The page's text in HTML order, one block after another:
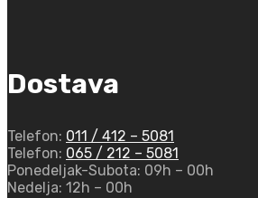
Dostava
Telefon: 011 / 412 – 5081
Telefon: 065 / 212 – 5081
Ponedeljak-Subota: 09h – 00h
Nedelja: 12h – 00h